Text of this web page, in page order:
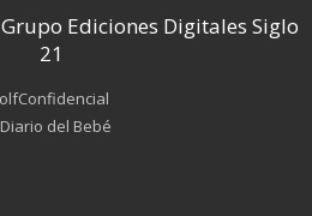
Ediciones Digitales Siglo
21
Diario del Bebé